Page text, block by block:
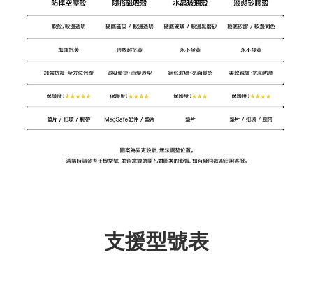
瀏覽更多
支援型號表